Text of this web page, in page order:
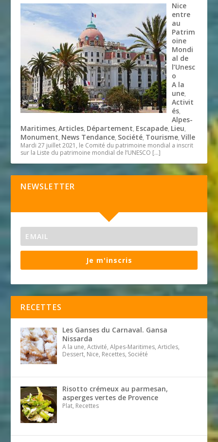
Nice
entre
au
Patrim
oine
Mondi
al de
l’Unesc
o
A la
une,
Activit
és,
Alpes-
Maritimes,Articles, Département, Escapade, Lieu,
Monument, News Tendance, Société, Tourisme,Ville
Mardi 27 juillet 2021, le Comité du patrimoine mondial a inscrit
sur la Liste du patrimoine mondial de l’UNESCO […]
NEWSLETTER
Je m'inscris
RECETTES
Les Ganses du Carnaval. Gansa
Nissarda
A la une, Activité, Alpes-Maritimes, Articles,
Dessert, Nice, Recettes, Société
Risotto crémeux au parmesan,
asperges vertes de Provence
Plat, Recettes